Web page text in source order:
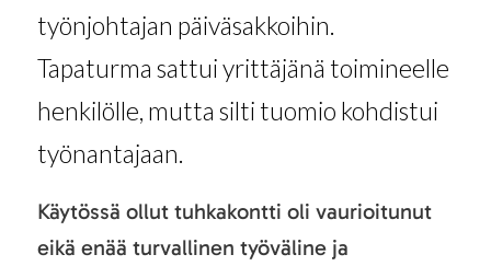
työnjohtajan päiväsakkoihin.
Tapaturma sattui yrittäjänä toimineelle
henkilölle, mutta silti tuomio kohdistui
työnantajaan.
Käytössä ollut tuhkakontti oli vaurioitunut
eikä enää turvallinen työväline ja